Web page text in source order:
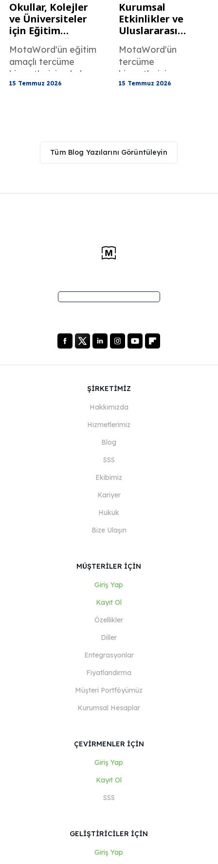
Okullar, Kolejler
ve Üniversiteler
için Eğitim
Tercümanlığı
Hizmetleri
MotaWord'ün eğitim
amaçlı tercüme
hizmetlerinin okul,
üniversite ve kolej
15 Temmuz 2026
Kurumsal
Etkinlikler ve
Uluslararası
Toplantılar için
Konferans
Tercümanlık
MotaWord'ün
tercüme
hizmetlerinin
konferanslar,
yardımcı
olabileceğini öğrenin.
15 Temmuz 2026
Tüm Blog Yazılarını Görüntüleyin
ŞİRKETİMİZ
Hakkımızda
Hizmetlerimiz
Blog
SSS
Ekibimiz
Kariyer
Hukuk
Bize Ulaşın
MÜŞTERİLER İÇİN
Giriş Yap
Kayıt Ol
Özellikler
Diller
Entegrasyonlar
Fiyatlandırma
Müşteri Portföyümüz
Kurumsal Hesaplar
ÇEVİRMENLER İÇİN
Giriş Yap
Kayıt Ol
SSS
GELİŞTİRİCİLER İÇİN
Giriş Yap